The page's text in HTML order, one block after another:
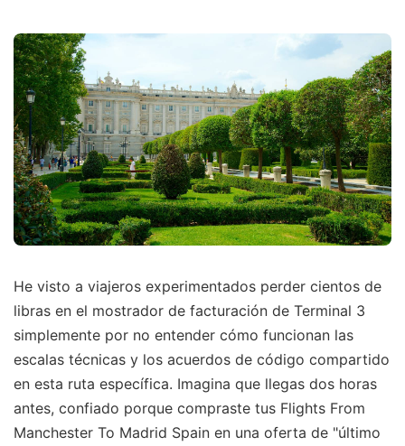
He visto a viajeros experimentados perder cientos de
libras en el mostrador de facturación de Terminal 3
simplemente por no entender cómo funcionan las
escalas técnicas y los acuerdos de código compartido
en esta ruta específica. Imagina que llegas dos horas
antes, confiado porque compraste tus Flights From
Manchester To Madrid Spain en una oferta de "último